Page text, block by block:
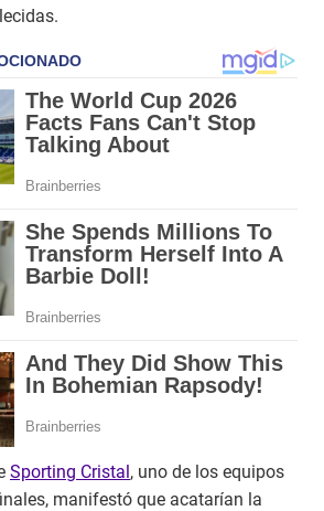
Sporting Cristal, uno de los equipos
manifestó que acatarían la